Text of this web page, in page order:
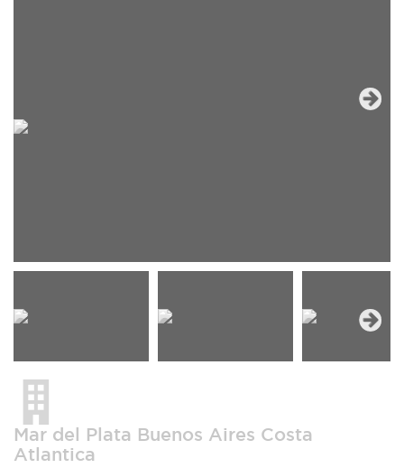
Mar del Plata Buenos Aires Costa
Atlantica